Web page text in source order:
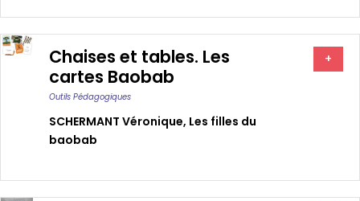
Chaises et tables. Les
cartes Baobab
Outils Pédagogiques
SCHERMANT Véronique, Les filles du
baobab
+